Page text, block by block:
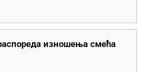
изношења смећа